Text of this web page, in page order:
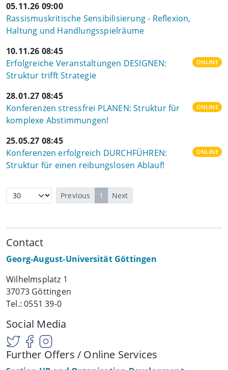
05.11.26 09:00
Rassismuskritische Sensibilisierung - Reflexion,
Haltung und Handlungsspielräume
10.11.26 08:45
Erfolgreiche Veranstaltungen DESIGNEN:
Struktur trifft Strategie
ONLINE
28.01.27 08:45
Konferenzen stressfrei PLANEN: Struktur für
komplexe Abstimmungen!
ONLINE
25.05.27 08:45
Konferenzen erfolgreich DURCHFÜHREN:
Struktur für einen reibungslosen Ablauf!
ONLINE
Previous 1 Next
Contact
Georg-August-Universität Göttingen
Wilhelmsplatz 1
37073 Göttingen
Tel.: 0551 39-0
Social Media
Further Offers / Online Services